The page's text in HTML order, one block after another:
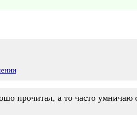
прочитал, а то часто умничаю